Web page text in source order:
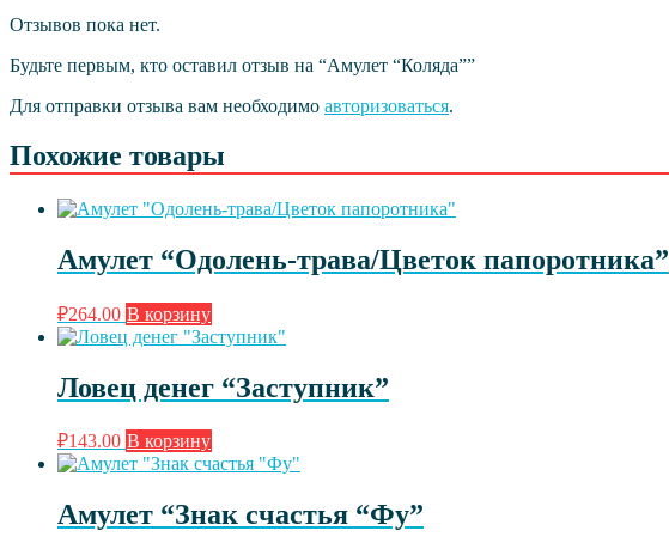
Отзывов пока нет.
Будьте первым, кто оставил отзыв на “Амулет “Коляда””
Для отправки отзыва вам необходимо авторизоваться.
Похожие товары
Амулет “Одолень-трава/Цветок папоротника”
₽264.00 В корзину
Ловец денег “Заступник”
₽143.00 В корзину
Амулет “Знак счастья “Фу”